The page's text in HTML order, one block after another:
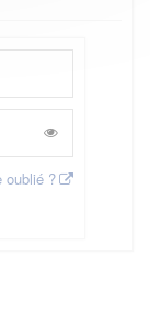
oublié ?